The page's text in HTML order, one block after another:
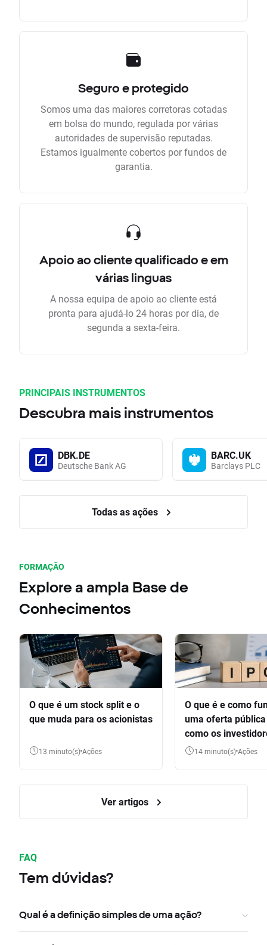
Seguro e protegido
Somos uma das maiores corretoras cotadas
em bolsa do mundo, regulada por várias
autoridades de supervisão reputadas.
Estamos igualmente cobertos por fundos de
garantia.
Apoio ao cliente qualificado e em
várias linguas
A nossa equipa de apoio ao cliente está
pronta para ajudá-lo 24 horas por dia, de
segunda a sexta-feira.
PRINCIPAIS INSTRUMENTOS
Descubra mais instrumentos
DBK.DE
Deutsche Bank AG
BARC.UK
Barclays PLC
Todas as ações
FORMAÇÃO
Explore a ampla Base de
Conhecimentos
O que é um stock split e o
que muda para os acionistas
13 minuto(s) Ações
O que é e como
uma oferta
como os
participar
14 minuto(s) Ações
Ver artigos
FAQ
Tem dúvidas?
Qual é a definição simples de uma ação?